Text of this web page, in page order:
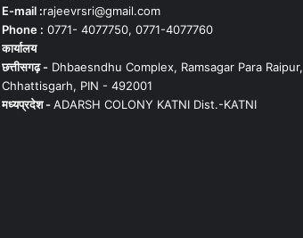
E-mail :rajeevrsri@gmail.com
Phone : 0771- 4077750, 0771-4077760
कार्यालय
छत्तीसगढ़ -Dhbaesndhu Complex, Ramsagar Para Raipur,
Chhattisgarh, PIN - 492001
मध्यप्रदेश -ADARSH COLONY KATNI Dist.-KATNI